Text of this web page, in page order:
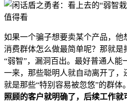
如果一个骗子想要卖某个产品，他
消费群体怎么做最简单呢？那就是
“弱智”，漏洞百出。最好普通人能
一来，那些聪明人就自动离开了，
就是那些“特别容易被忽悠”的群体。
照顾的客户就明确了，后续工作就